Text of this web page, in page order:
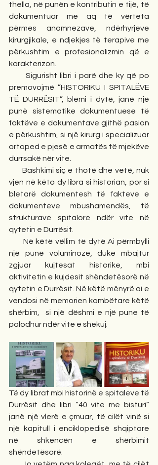
thella, në punën e kontributin e tijë, të
dokumentuar me aq të vërteta
përmes anamnezave, ndërhyrjeve
kirurgjikale, e ndjekjes të terapive me
përkushtim e profesionalizmin që e
karakterizon.
Sigurisht libri i parë dhe ky që po
premovojmë ”HISTORIKU I SPITALËVE
TË DURRËSIT”, blemi i dytë, janë një
punë sistematike dokumentuese të
faktëve e dokumentave gjithë pasion
e përkushtim, si një kirurg i specializuar
ortoped e pjesë e armatës të mjekëve
durrsakë nër vite.
Bashkimi siç e thotë dhe vetë, nuk
vjen në këto dy libra si historian, por si
bletarë dokumentesh të fakteve e
dokumenteve mbushamendës, të
strukturave spitalore ndër vite në
qytetin e Durrësit.
Në këtë vëllim të dytë Ai përmbylli
një punë voluminoze, duke mbajtur
zgjuar kujtesat historike, mbi
aktivitetin e kujdesit shëndetësorë në
qytetin e Durrësit. Në këtë mënyrë ai e
vendosi në memorien kombëtare këtë
shërbim,  si një dëshmi e një pune të
palodhur ndër vite e shekuj.
Të dy librat mbi historinë e spitaleve të
Durrësit dhe libri “40 vite me bisturi”
janë një vlerë e çmuar, të cilët vinë si
një kapitull i enciklopedisë shqiptare
në shkencën e shërbimit
shëndetësorë.